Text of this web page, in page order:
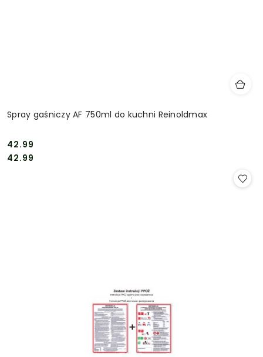
Spray gaśniczy AF 750ml do kuchni Reinoldmax
Cena:
42.99
Cena:
42.99